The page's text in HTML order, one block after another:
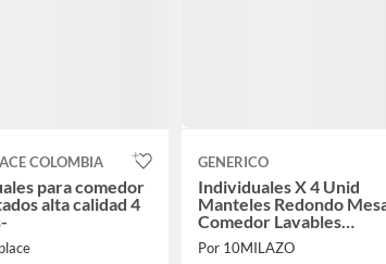
COLOMBIA
para comedor
alta calidad 4
GENERICO
Individuales X 4 Unid
Manteles Redondo
Comedor Lavables
Decoración
Por 10MILAZO